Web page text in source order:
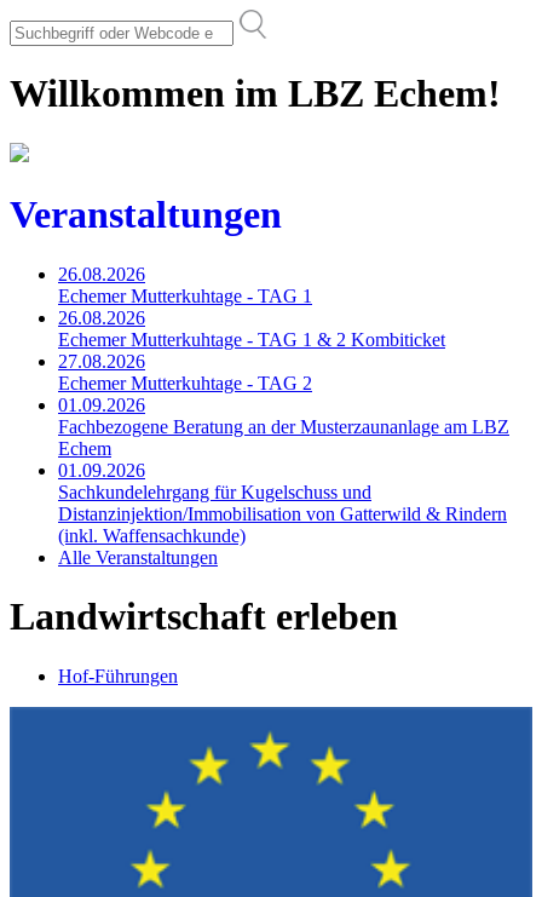
Willkommen im LBZ Echem!
Veranstaltungen
26.08.2026
Echemer Mutterkuhtage - TAG 1
26.08.2026
Echemer Mutterkuhtage - TAG 1 & 2 Kombiticket
27.08.2026
Echemer Mutterkuhtage - TAG 2
01.09.2026
Fachbezogene Beratung an der Musterzaunanlage am LBZ
Echem
01.09.2026
Sachkundelehrgang für Kugelschuss und
Distanzinjektion/Immobilisation von Gatterwild & Rindern
(inkl. Waffensachkunde)
Alle Veranstaltungen
Landwirtschaft erleben
Hof-Führungen